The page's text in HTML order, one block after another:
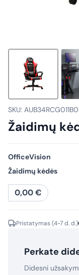
SKU:
Žaidimų
OfficeVision
Žaidimų kėdės
0,00€
Pristatymas (4-7 d. d.)
Perkate
Didesni